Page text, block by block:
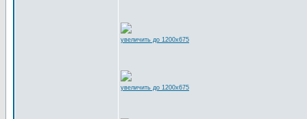
увеличить до 1200x675
увеличить до 1200x675